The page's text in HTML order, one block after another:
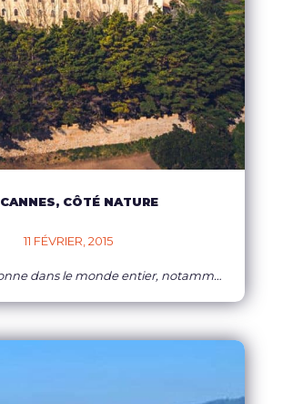
CANNES, CÔTÉ NATURE
11 FÉVRIER, 2015
Cannes rayonne dans le monde entier, notamment grâce au Festival du Film, mais saviez-vous que plusieurs magnifiques espaces naturels existent à proximité de la Croisette ?